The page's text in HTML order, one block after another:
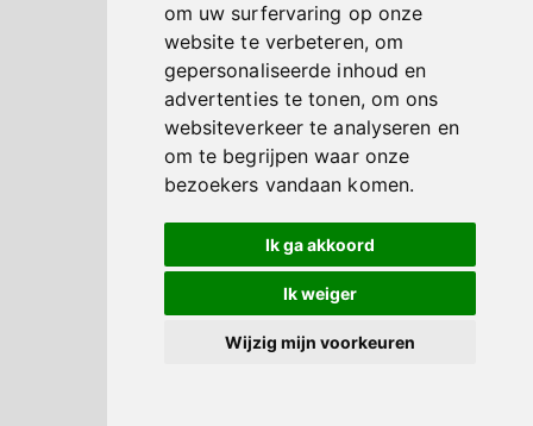
om uw surfervaring op onze
website te verbeteren, om
gepersonaliseerde inhoud en
advertenties te tonen, om ons
websiteverkeer te analyseren en
om te begrijpen waar onze
bezoekers vandaan komen.
Ik ga akkoord
Ik weiger
Wijzig mijn voorkeuren